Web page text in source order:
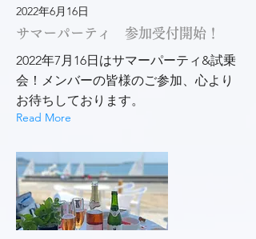
2022年6月16日
サマーパーティ 参加受付開始！
2022年7月16日はサマーパーティ&試乗
会！メンバーの皆様のご参加、心より
お待ちしております。
Read More